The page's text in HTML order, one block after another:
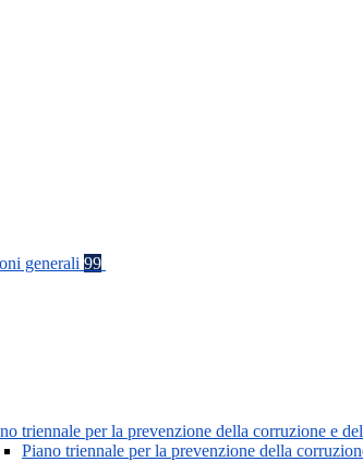
generali 99
triennale per la prevenzione della corruzione e
Piano triennale per la prevenzione della